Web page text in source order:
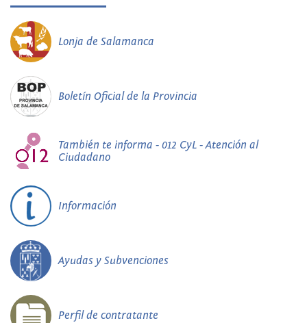
Lonja de Salamanca
Boletín Oficial de la Provincia
También te informa - 012 CyL - Atención al
Ciudadano
Información
Ayudas y Subvenciones
Perfil de contratante